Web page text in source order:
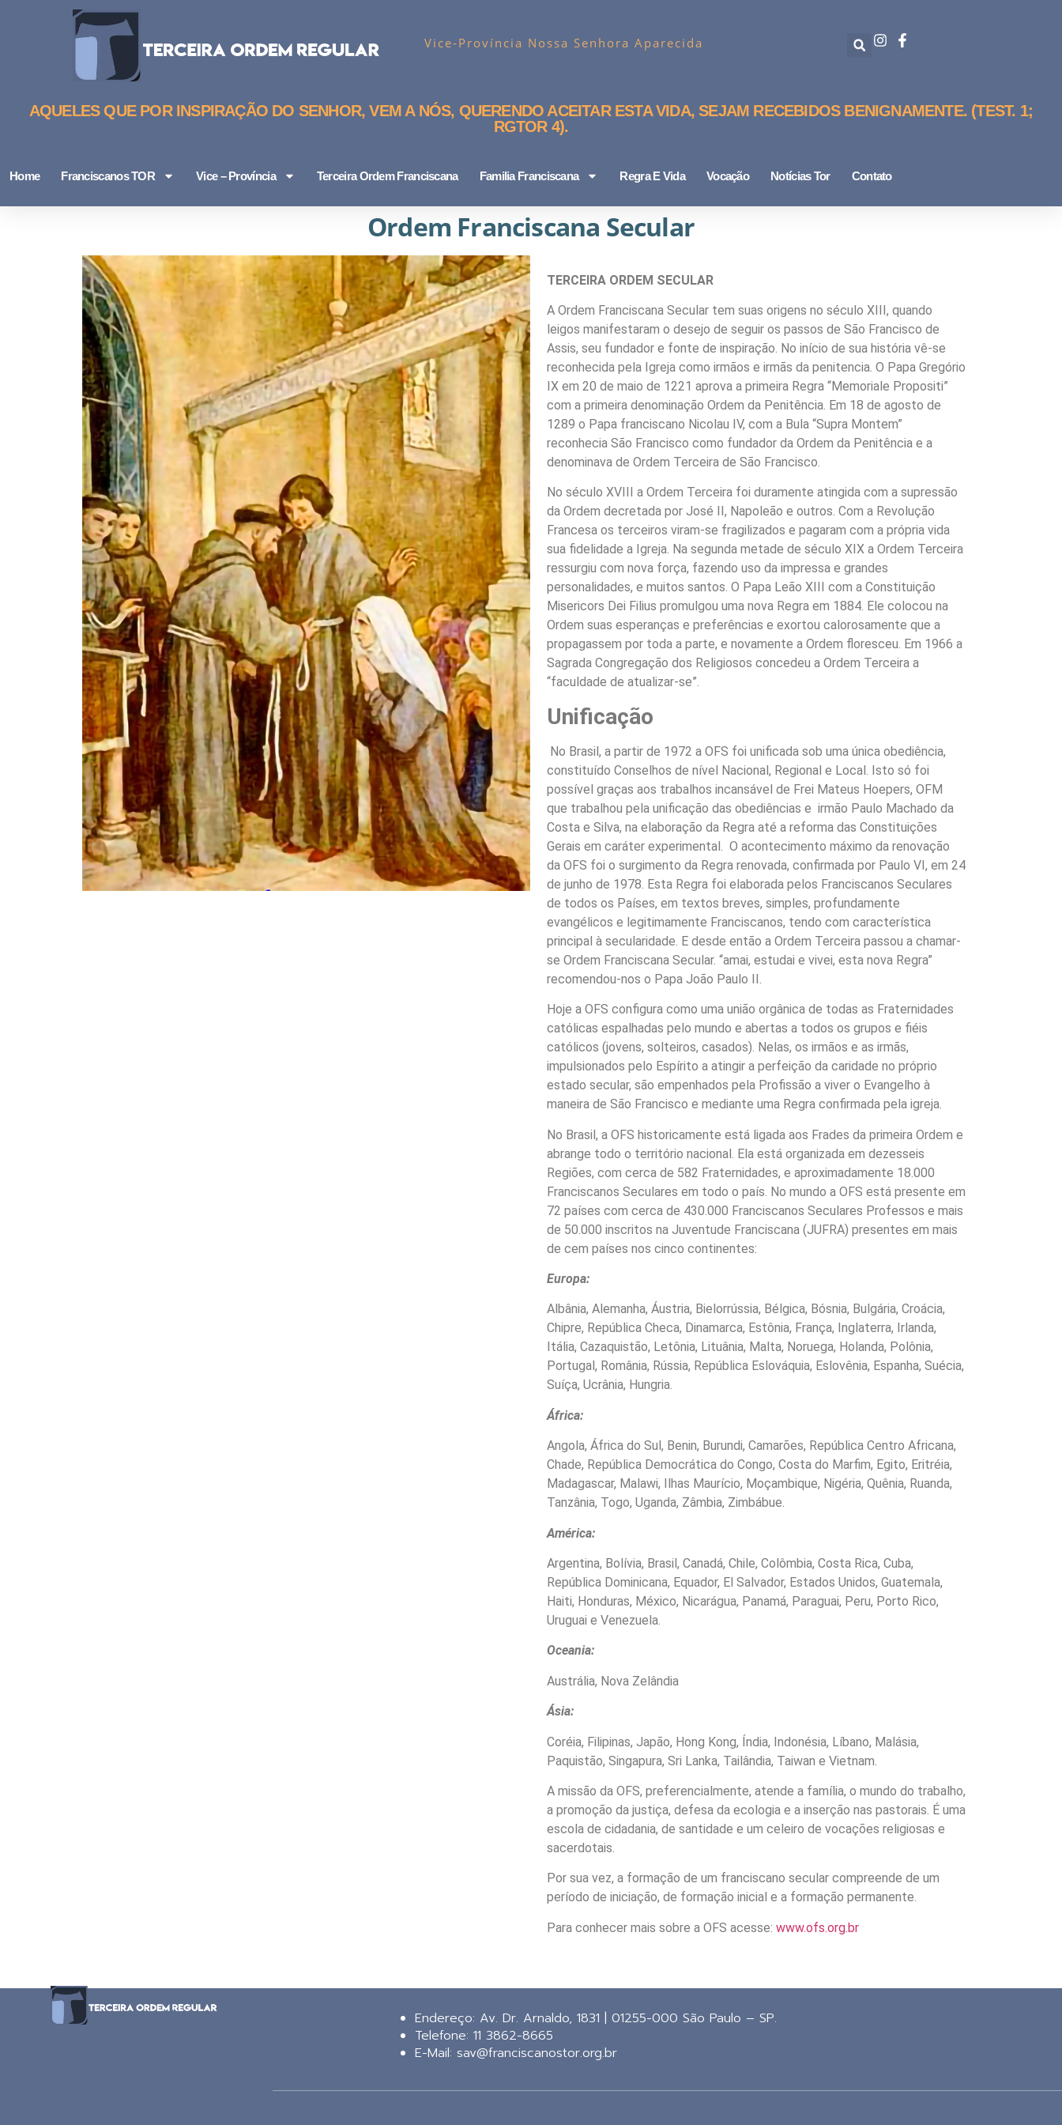
Vice-Província Nossa Senhora Aparecida
AQUELES QUE POR INSPIRAÇÃO DO SENHOR, VEM A NÓS, QUERENDO ACEITAR ESTA VIDA, SEJAM RECEBIDOS BENIGNAMENTE. (TEST. 1;
RGTOR 4).
Home Franciscanos TOR Vice – Província Terceira Ordem Franciscana Familia Franciscana Regra E Vida Vocação Notícias Tor Contato
Ordem Franciscana Secular
TERCEIRA ORDEM SECULAR
A Ordem Franciscana Secular tem suas origens no século XIII, quando
leigos manifestaram o desejo de seguir os passos de São Francisco de
Assis, seu fundador e fonte de inspiração. No início de sua história vê-se
reconhecida pela Igreja como irmãos e irmãs da penitencia. O Papa Gregório
IX em 20 de maio de 1221 aprova a primeira Regra “Memoriale Propositi”
com a primeira denominação Ordem da Penitência. Em 18 de agosto de
1289 o Papa franciscano Nicolau IV, com a Bula “Supra Montem”
reconhecia São Francisco como fundador da Ordem da Penitência e a
denominava de Ordem Terceira de São Francisco.
No século XVIII a Ordem Terceira foi duramente atingida com a supressão
da Ordem decretada por José II, Napoleão e outros. Com a Revolução
Francesa os terceiros viram-se fragilizados e pagaram com a própria vida
sua fidelidade a Igreja. Na segunda metade de século XIX a Ordem Terceira
ressurgiu com nova força, fazendo uso da impressa e grandes
personalidades, e muitos santos. O Papa Leão XIII com a Constituição
Misericors Dei Filius promulgou uma nova Regra em 1884. Ele colocou na
Ordem suas esperanças e preferências e exortou calorosamente que a
propagassem por toda a parte, e novamente a Ordem floresceu. Em 1966 a
Sagrada Congregação dos Religiosos concedeu a Ordem Terceira a
“faculdade de atualizar-se”.
Unificação
No Brasil, a partir de 1972 a OFS foi unificada sob uma única obediência,
constituído Conselhos de nível Nacional, Regional e Local. Isto só foi
possível graças aos trabalhos incansável de Frei Mateus Hoepers, OFM
que trabalhou pela unificação das obediências e irmão Paulo Machado da
Costa e Silva, na elaboração da Regra até a reforma das Constituições
Gerais em caráter experimental. O acontecimento máximo da renovação
da OFS foi o surgimento da Regra renovada, confirmada por Paulo VI, em 24
de junho de 1978. Esta Regra foi elaborada pelos Franciscanos Seculares
de todos os Países, em textos breves, simples, profundamente
evangélicos e legitimamente Franciscanos, tendo com característica
principal à secularidade. E desde então a Ordem Terceira passou a chamar-
se Ordem Franciscana Secular. “amai, estudai e vivei, esta nova Regra”
recomendou-nos o Papa João Paulo II.
Hoje a OFS configura como uma união orgânica de todas as Fraternidades
católicas espalhadas pelo mundo e abertas a todos os grupos e fiéis
católicos (jovens, solteiros, casados). Nelas, os irmãos e as irmãs,
impulsionados pelo Espírito a atingir a perfeição da caridade no próprio
estado secular, são empenhados pela Profissão a viver o Evangelho à
maneira de São Francisco e mediante uma Regra confirmada pela igreja.
No Brasil, a OFS historicamente está ligada aos Frades da primeira Ordem e
abrange todo o território nacional. Ela está organizada em dezesseis
Regiões, com cerca de 582 Fraternidades, e aproximadamente 18.000
Franciscanos Seculares em todo o país. No mundo a OFS está presente em
72 países com cerca de 430.000 Franciscanos Seculares Professos e mais
de 50.000 inscritos na Juventude Franciscana (JUFRA) presentes em mais
de cem países nos cinco continentes:
Europa:
Albânia, Alemanha, Áustria, Bielorrússia, Bélgica, Bósnia, Bulgária, Croácia,
Chipre, República Checa, Dinamarca, Estônia, França, Inglaterra, Irlanda,
Itália, Cazaquistão, Letônia, Lituânia, Malta, Noruega, Holanda, Polônia,
Portugal, România, Rússia, República Eslováquia, Eslovênia, Espanha, Suécia,
Suíça, Ucrânia, Hungria.
África:
Angola, África do Sul, Benin, Burundi, Camarões, República Centro Africana,
Chade, República Democrática do Congo, Costa do Marfim, Egito, Eritréia,
Madagascar, Malawi, Ilhas Maurício, Moçambique, Nigéria, Quênia, Ruanda,
Tanzânia, Togo, Uganda, Zâmbia, Zimbábue.
América:
Argentina, Bolívia, Brasil, Canadá, Chile, Colômbia, Costa Rica, Cuba,
República Dominicana, Equador, El Salvador, Estados Unidos, Guatemala,
Haiti, Honduras, México, Nicarágua, Panamá, Paraguai, Peru, Porto Rico,
Uruguai e Venezuela.
Oceania:
Austrália, Nova Zelândia
Ásia:
Coréia, Filipinas, Japão, Hong Kong, Índia, Indonésia, Líbano, Malásia,
Paquistão, Singapura, Sri Lanka, Tailândia, Taiwan e Vietnam.
A missão da OFS, preferencialmente, atende a família, o mundo do trabalho,
a promoção da justiça, defesa da ecologia e a inserção nas pastorais. É uma
escola de cidadania, de santidade e um celeiro de vocações religiosas e
sacerdotais.
Por sua vez, a formação de um franciscano secular compreende de um
período de iniciação, de formação inicial e a formação permanente.
Para conhecer mais sobre a OFS acesse: www.ofs.org.br
Endereço: Av. Dr. Arnaldo, 1831 | 01255-000 São Paulo – SP.
Telefone: 11 3862-8665
E-Mail: sav@franciscanostor.org.br